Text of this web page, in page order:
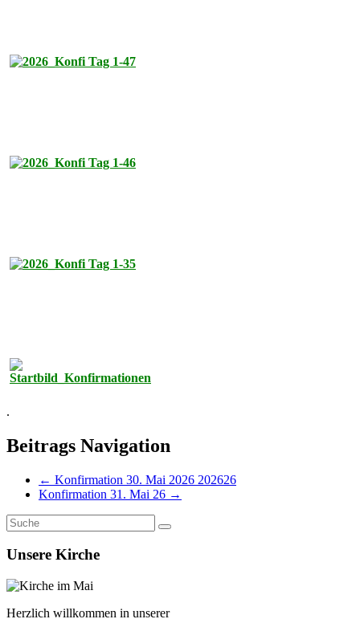
.
Beitrags Navigation
← Konfirmation 30. Mai 2026 202626
Konfirmation 31. Mai 26 →
Unsere Kirche
Herzlich willkommen in unserer